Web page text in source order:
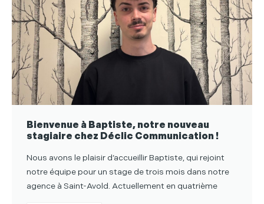
Bienvenue à Baptiste, notre nouveau
stagiaire chez Déclic Communication !
Nous avons le plaisir d’accueillir Baptiste, qui rejoint
notre équipe pour un stage de trois mois dans notre
agence à Saint-Avold. Actuellement en quatrième